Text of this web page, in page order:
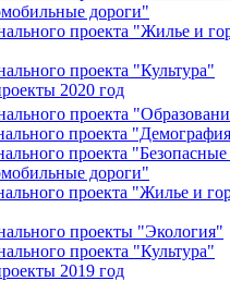
дороги"
проекта "Жилье и
проекта "Культура"
2020 год
проекта
проекта
проекта "Безопасные
дороги"
проекта "Жилье и
проекты "Экология"
проекта "Культура"
2019 год